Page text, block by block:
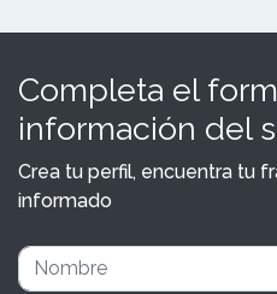
Completa el
información del
Crea tu perfil, encuentra tu
informado